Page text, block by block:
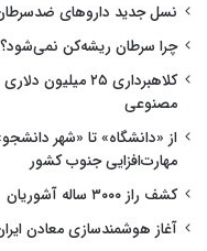
نسل جدید داروهای ضدسرطان
چرا سرطان ریشه‌کن نمی‌شود؟
کلاهبرداری ۲۵
مصنوعی
از «دانشگاه» تا «شهر
مهارت‌افزایی جنوب کشور
کشف راز ۳۰۰۰ ساله آشوریان
آغاز هوشمندسازی معادن